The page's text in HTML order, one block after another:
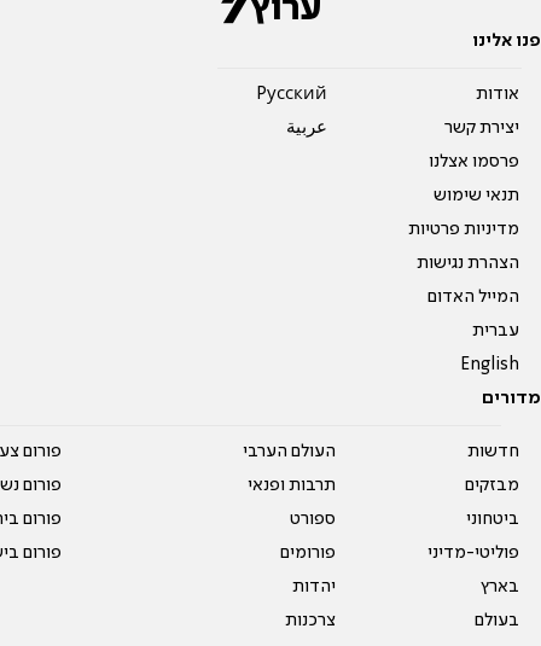
פנו אלינו
אודות
יצירת קשר
פרסמו אצלנו
תנאי שימוש
מדיניות פרטיות
הצהרת נגישות
המייל האדום
עברית
English
Pусский
عربية
מדורים
חדשות
מבזקים
ביטחוני
פוליטי-מדיני
בארץ
בעולם
העולם הערבי
תרבות ופנאי
ספורט
פורומים
יהדות
צרכנות
פורום
פורום
פורום
פורום